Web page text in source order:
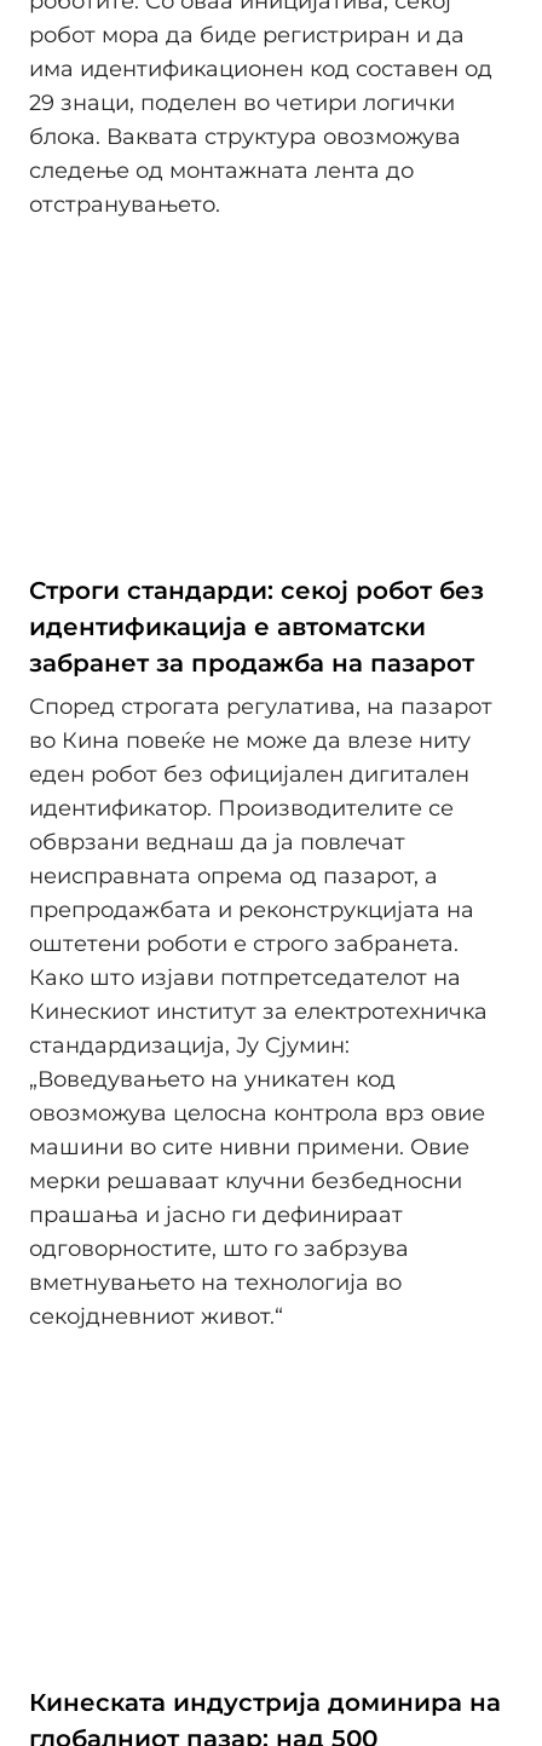
робот мора да биде регистриран и да
има идентификационен код составен од
29 знаци, поделен во четири логички
блока. Ваквата структура овозможува
следење од монтажната лента до
отстранувањето.
Строги стандарди: секој робот без
идентификација е автоматски
забранет за продажба на пазарот
Според строгата регулатива, на пазарот
во Кина повеќе не може да влезе ниту
еден робот без официјален дигитален
идентификатор. Производителите се
обврзани веднаш да ја повлечат
неисправната опрема од пазарот, а
препродажбата и реконструкцијата на
оштетени роботи е строго забранета.
Како што изјави потпретседателот на
Кинескиот институт за електротехничка
стандардизација, Ју Сјумин:
„Воведувањето на уникатен код
овозможува целосна контрола врз овие
машини во сите нивни примени. Овие
мерки решаваат клучни безбедносни
прашања и јасно ги дефинираат
одговорностите, што го забрзува
вметнувањето на технологија во
секојдневниот живот.“
Кинеската индустрија доминира на
глобалниот пазар: над 500